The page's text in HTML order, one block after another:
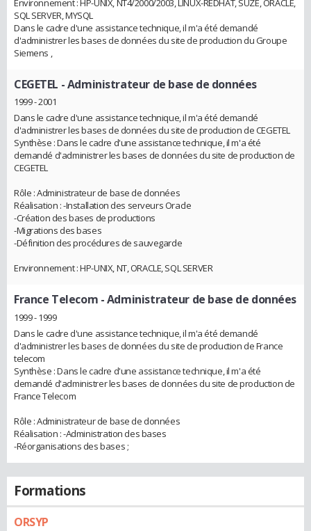
Environnement : HP-UNIX, NT4/2000/2003, LINUX-REDHAT, SUZE, ORACLE,
SQL SERVER, MYSQL
Dans le cadre d'une assistance technique, il m'a été demandé
d'administrer les bases de données du site de production du Groupe
Siemens ,
CEGETEL - Administrateur de base de données
1999 - 2001
Dans le cadre d'une assistance technique, il m'a été demandé
d'administrer les bases de données du site de production de CEGETEL
Synthèse : Dans le cadre d'une assistance technique, il m'a été
demandé d'administrer les bases de données du site de production de
CEGETEL
Rôle : Administrateur de base de données
Réalisation : -Installation des serveurs Oracle
-Création des bases de productions
-Migrations des bases
-Définition des procédures de sauvegarde
Environnement : HP-UNIX, NT, ORACLE, SQL SERVER
France Telecom - Administrateur de base de données
1999 - 1999
Dans le cadre d'une assistance technique, il m'a été demandé
d'administrer les bases de données du site de production de France
telecom
Synthèse : Dans le cadre d'une assistance technique, il m'a été
demandé d'administrer les bases de données du site de production de
France Telecom
Rôle : Administrateur de base de données
Réalisation : -Administration des bases
-Réorganisations des bases ;
Formations
ORSYP